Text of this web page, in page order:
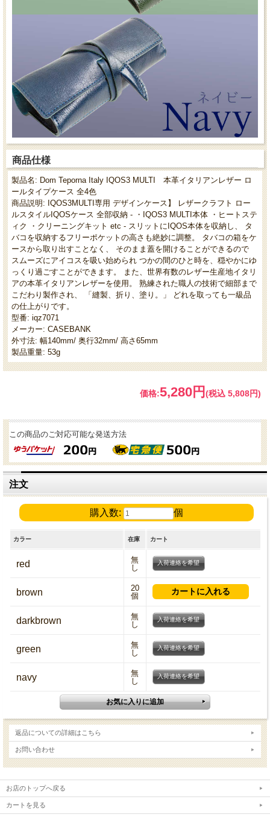
商品仕様
製品名: Dom Teporna Italy IQOS3 MULTI 本革イタリアンレザー ロ
ールタイプケース 全4色
商品説明: IQOS3MULTI専用 デザインケース】 レザークラフト ロー
ルスタイルIQOSケース 全部収納 - ・IQOS3 MULTI本体 ・ヒートステ
ィク ・クリーニングキット etc - スリットにIQOS本体を収納し、 タ
バコを収納するフリーポケットの高さも絶妙に調整。 タバコの箱をケ
ースから取り出すことなく、 そのまま蓋を開けることができるので
スムーズにアイコスを吸い始められ つかの間のひと時を、穏やかにゆ
っくり過ごすことができます。 また、世界有数のレザー生産地イタリ
アの本革イタリアンレザーを使用。 熟練された職人の技術で細部まで
こだわり製作され、 「縫製、折り、塗り。」 どれを取っても一級品
の仕上がりです。
型番: iqz7071
メーカー: CASEBANK
外寸法: 幅140mm/ 奥行32mm/ 高さ65mm
製品重量: 53g
価格:5,280円 (税込 5,808円)
この商品のご対応可能な発送方法
注文
購入数: 個
カラー 在庫 カート
red
無
し
入荷連絡を希望
brown
20
個
darkbrown
無
し
入荷連絡を希望
green
無
し
入荷連絡を希望
navy
無
し
入荷連絡を希望
返品についての詳細はこちら
お問い合わせ
お店のトップへ戻る
カートを見る